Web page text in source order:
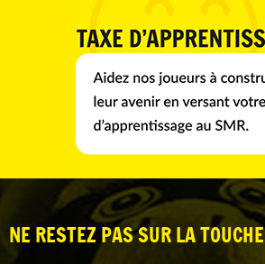
NE RESTEZ PAS SUR LA TOUCHE